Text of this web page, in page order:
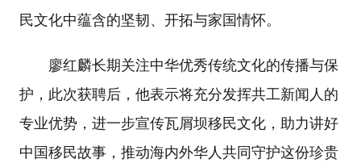
民文化中蕴含的坚韧、开拓与家国情怀。
廖红麟长期关注中华优秀传统文化的传播与保
护，此次获聘后，他表示将充分发挥共工新闻人的
专业优势，进一步宣传瓦屑坝移民文化，助力讲好
中国移民故事，推动海内外华人共同守护这份珍贵